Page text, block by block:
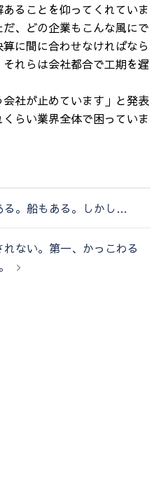
ることを仰ってくれていま
、どの企業もこんな風にで
に間に合わせなければなら
れらは会社都合で工期を遅
社が止めています」と発表
らい業界全体で困っていま
る。船もある。しかし…
ない。第一、かっこわる